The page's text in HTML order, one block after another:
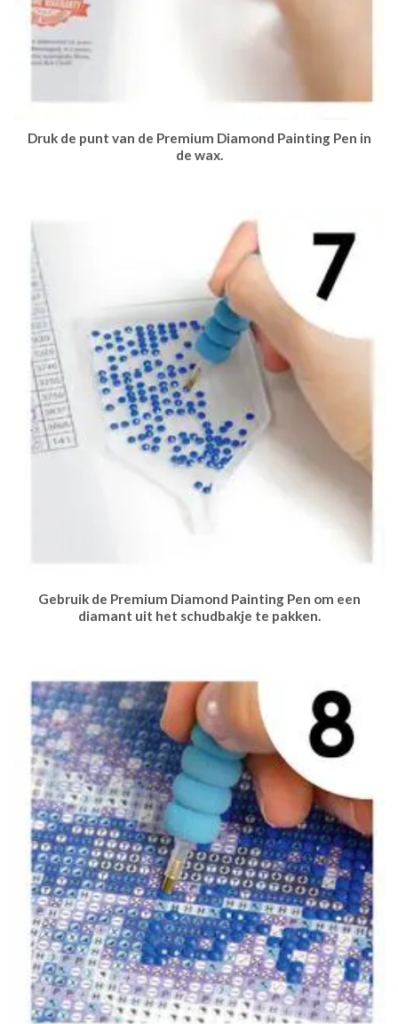
Druk de punt van de Premium Diamond Painting Pen in
de wax.
Gebruik de Premium Diamond Painting Pen om een
diamant uit het schudbakje te pakken.